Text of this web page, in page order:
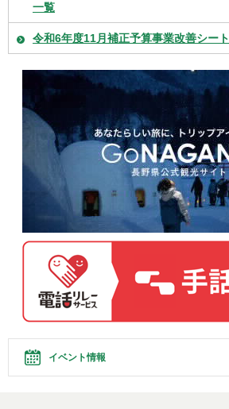
一覧
令和6年度11月補正予算事業改善シート
イベント情報